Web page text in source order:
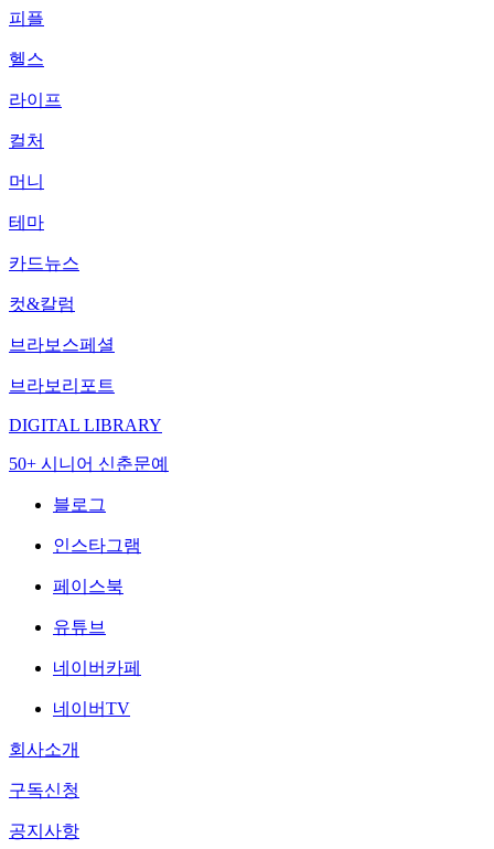
피플
헬스
라이프
컬처
머니
테마
카드뉴스
컷&칼럼
브라보스페셜
브라보리포트
DIGITAL LIBRARY
50+ 시니어 신춘문예
블로그
인스타그램
페이스북
유튜브
네이버카페
네이버TV
회사소개
구독신청
공지사항